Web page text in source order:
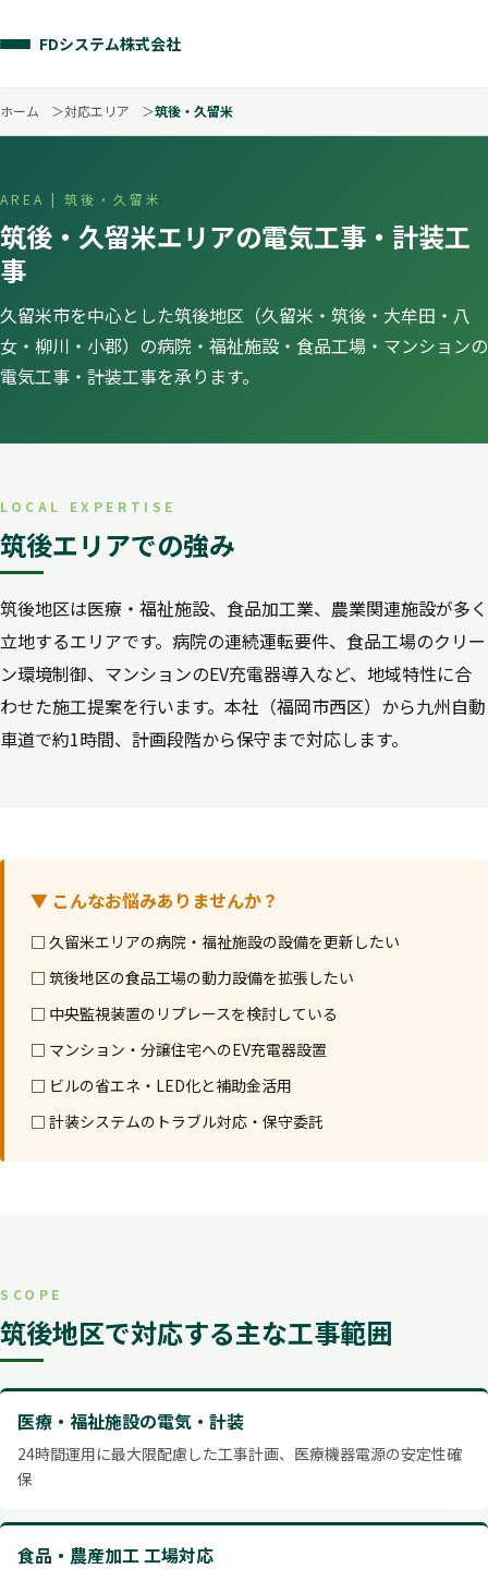
FDシステム株式会社
ホーム 対応エリア 筑後・久留米
AREA | 筑後・久留米
筑後・久留米エリアの電気工事・計装工
事
久留米市を中心とした筑後地区（久留米・筑後・大牟田・八
女・柳川・小郡）の病院・福祉施設・食品工場・マンションの
電気工事・計装工事を承ります。
LOCAL EXPERTISE
筑後エリアでの強み
筑後地区は医療・福祉施設、食品加工業、農業関連施設が多く
立地するエリアです。病院の連続運転要件、食品工場のクリー
ン環境制御、マンションのEV充電器導入など、地域特性に合
わせた施工提案を行います。本社（福岡市西区）から九州自動
車道で約1時間、計画段階から保守まで対応します。
▼ こんなお悩みありませんか？
□ 久留米エリアの病院・福祉施設の設備を更新したい
□ 筑後地区の食品工場の動力設備を拡張したい
□ 中央監視装置のリプレースを検討している
□ マンション・分譲住宅へのEV充電器設置
□ ビルの省エネ・LED化と補助金活用
□ 計装システムのトラブル対応・保守委託
SCOPE
筑後地区で対応する主な工事範囲
医療・福祉施設の電気・計装
24時間運用に最大限配慮した工事計画、医療機器電源の安定性確
保
食品・農産加工 工場対応